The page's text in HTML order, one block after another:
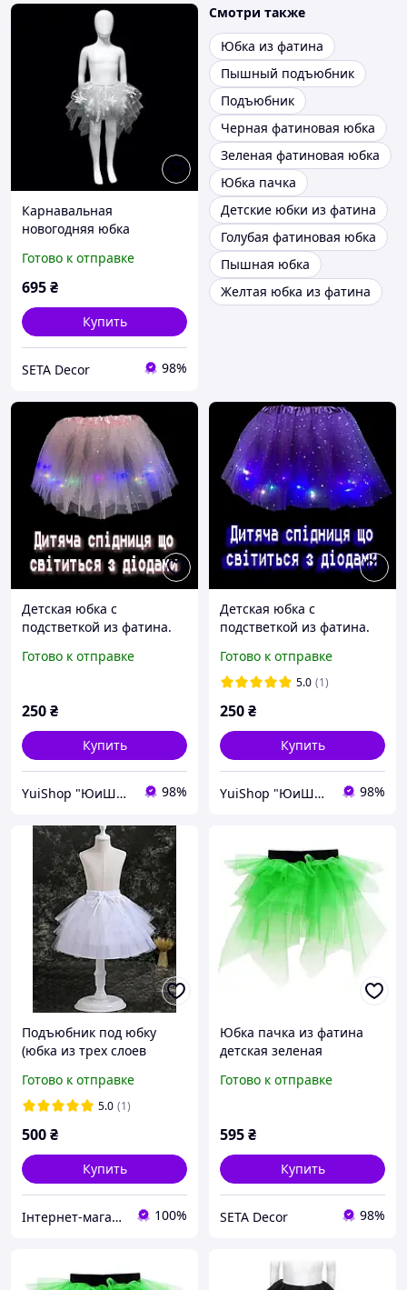
Карнавальная
новогодняя юбка
Готово к отправке
695₴
Купить
SETA Decor 98%
Смотри также
Юбка из фатина
Пышный подъюбник
Подъюбник
Черная фатиновая юбка
Зеленая фатиновая юбка
Юбка пачка
Детские юбки из фатина
Голубая фатиновая юбка
Пышная юбка
Желтая юбка из фатина
Детская юбка с
подстветкой из фатина.
для детей. Розовая.
Готово к отправке
250₴
Купить
YuiShop "ЮиШоп" 98%
Детская юбка с
подстветкой из фатина.
для детей. Фиолетовая.
Готово к отправке
5.0 (1)
250₴
Купить
YuiShop "ЮиШоп" 98%
Подъюбник под юбку
(юбка из трех слоев
Готово к отправке
5.0 (1)
500₴
Купить
Інтернет-магазин "KatTimka & Sofi" 100%
Юбка пачка из фатина
детская зеленая
Готово к отправке
595₴
Купить
SETA Decor 98%